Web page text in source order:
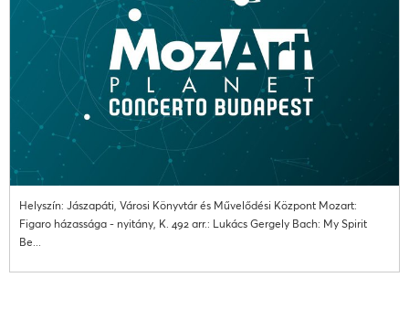
Helyszín: Jászapáti, Városi Könyvtár és Művelődési Központ Mozart:
Figaro házassága - nyitány, K. 492 arr.: Lukács Gergely Bach: My Spirit
Be...